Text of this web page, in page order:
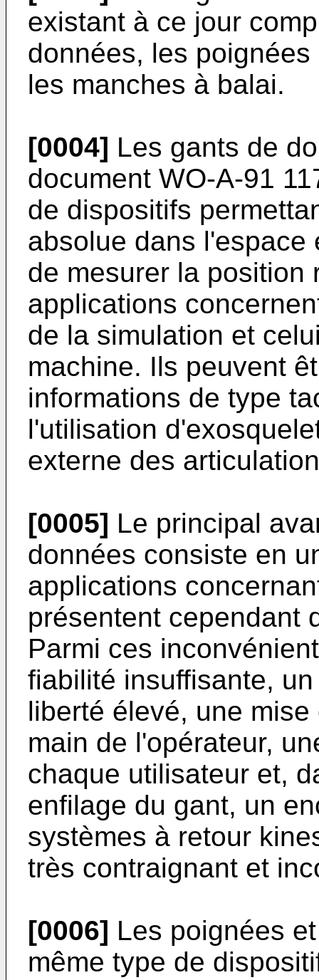
existant à ce jour
données, les
les manches à balai.
[0004] Les gants de
document WO-A-91
de dispositifs
absolue dans l'espace
de mesurer la position
applications
de la simulation et
machine. Ils peuvent
informations de type
l'utilisation
externe des
[0005] Le principal
données consiste en
applications
présentent cependant
Parmi ces
fiabilité insuffisante,
liberté élevé, une
main de l'opérateur,
chaque utilisateur et,
enfilage du gant, un
systèmes à retour
très contraignant et
[0006] Les poignées
même type de